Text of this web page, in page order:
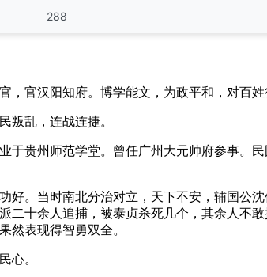
288
官汉阳知府。博学能文，为政平和，对百
叛乱，连战连捷。
于贵州师范学堂。曾任广州大元帅府参事。
好。当时南北分治对立，天下不安，辅国公
二十余人追捕，被泰贞杀死几个，其余人不
然表现得智勇双全。
心。